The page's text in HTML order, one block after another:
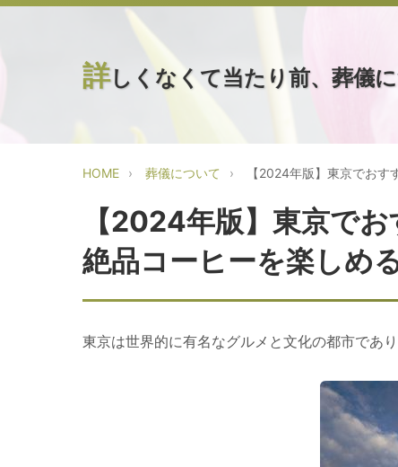
詳しくなくて当たり前、葬儀
HOME 葬儀について 【2024年版】東京でお
【2024年版】東京で
絶品コーヒーを楽しめ
東京は世界的に有名なグルメと文化の都市であ